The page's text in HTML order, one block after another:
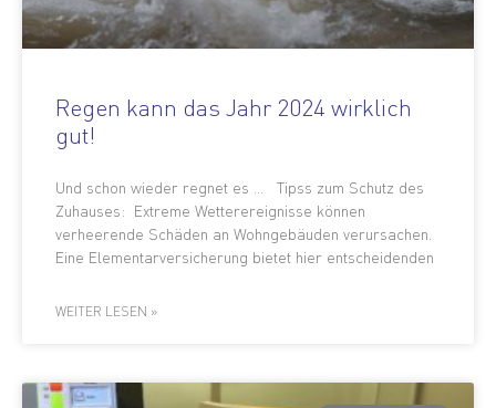
Regen kann das Jahr 2024 wirklich
gut!
Und schon wieder regnet es … Tipss zum Schutz des
Zuhauses: Extreme Wetterereignisse können
verheerende Schäden an Wohngebäuden verursachen.
Eine Elementarversicherung bietet hier entscheidenden
WEITER LESEN »